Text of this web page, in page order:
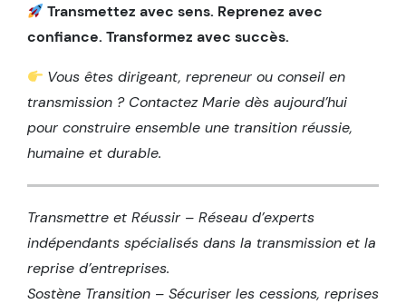
Transmettez avec sens. Reprenez avec
confiance. Transformez avec succès.
Vous êtes dirigeant, repreneur ou conseil en
transmission ? Contactez Marie dès aujourd’hui
pour construire ensemble une transition réussie,
humaine et durable.
Transmettre et Réussir – Réseau d’experts
indépendants spécialisés dans la transmission et la
reprise d’entreprises.
Sostène Transition – Sécuriser les cessions, reprises